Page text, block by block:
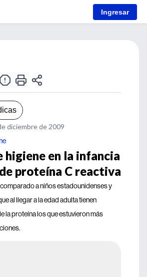
Ingresar
diciembre de 2009
higiene en la infancia
proteína C reactiva
a niños estadounidenses y
al llegar a la edad adulta tienen
la proteína los que estuvieron más